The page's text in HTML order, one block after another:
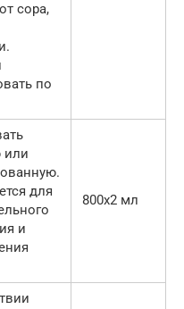
сора,
по
или
для
и
800х2 мл